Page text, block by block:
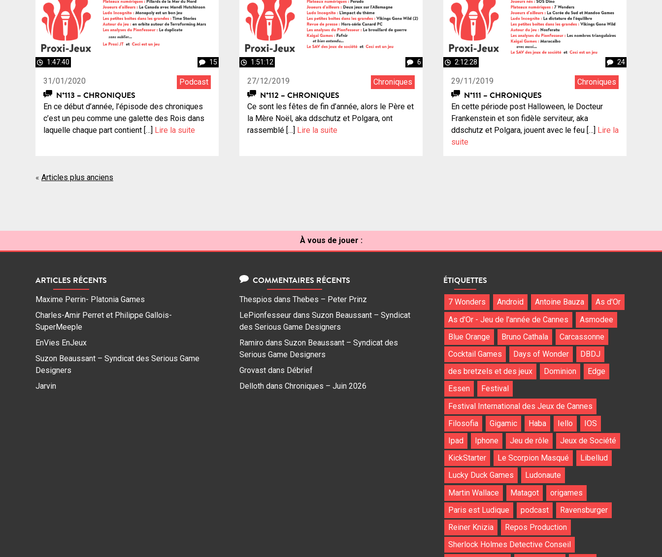
1:47:40 15
31/01/2020 Podcast
N°113 – CHRONIQUES
En ce début d’année, l’épisode des chroniques
c’est un peu comme une galette des Rois dans
laquelle chaque part contient […] Lire la suite
1:51:12 6
27/12/2019 Chroniques
N°112 – CHRONIQUES
Ce sont les fêtes de fin d’année, alors le Père et
la Mère Noël, aka ddschutz et Polgara, ont
rassemblé […] Lire la suite
2:12:28 24
29/11/2019 Chroniques
N°111 – CHRONIQUES
En cette période post Halloween, le Docteur
Frankenstein et son fidèle serviteur, aka
ddschutz et Polgara, jouent avec le feu […] Lire la
suite
Navigation
Articles plus anciens
À vous de jouer :
ARTICLES RÉCENTS
Maxime Perrin- Platonia Games
Charles-Amir Perret et Philippe Gallois-
SuperMeeple
EnVies EnJeux
Suzon Beaussant – Syndicat des Serious Game
Designers
Jarvin
COMMENTAIRES RÉCENTS
Thespios dans Thebes – Peter Prinz
LePionfesseur dans Suzon Beaussant – Syndicat
des Serious Game Designers
Ramiro dans Suzon Beaussant – Syndicat des
Serious Game Designers
Grovast dans Débrief
Delloth dans Chroniques – Juin 2026
ÉTIQUETTES
7 Wonders Android Antoine Bauza
As d'Or
As d'Or - Jeu de l'année de Cannes
Asmodee
Blue Orange
Bruno Cathala
Carcassonne
Cocktail Games
Days of Wonder
DBDJ
des bretzels et des jeux
Dominion
Edge
Essen
Festival
Festival International des Jeux de Cannes
Filosofia
Gigamic Haba Iello
IOS
Ipad
Iphone Jeu de rôle
Jeux de Société
KickStarter
Le Scorpion Masqué
Libellud
Lucky Duck Games
Ludonaute
Martin Wallace
Matagot
origames
Paris est Ludique
podcast
Ravensburger
Reiner Knizia
Repos Production
Sherlock Holmes Detective Conseil